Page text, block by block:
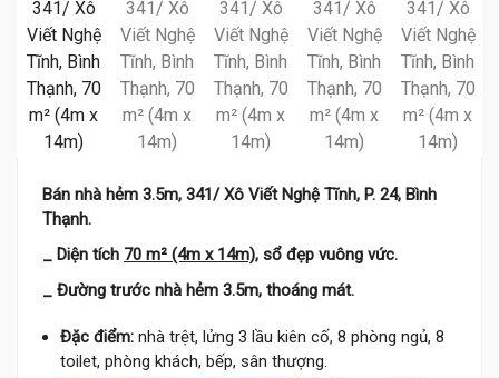
Bán nhà hẻm 3.5m, 341/ Xô Viết Nghệ Tĩnh, P. 24, Bình
Thạnh.
_ Diện tích 70 m² (4m x 14m), sổ đẹp vuông vức.
_ Đường trước nhà hẻm 3.5m, thoáng mát.
Đặc điểm: nhà trệt, lửng 3 lầu kiên cố, 8 phòng ngủ, 8
toilet, phòng khách, bếp, sân thượng.